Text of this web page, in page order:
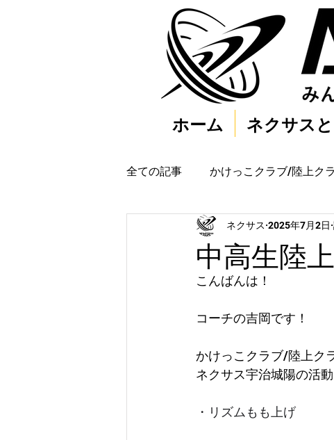
ホーム ネクサス
全ての記事 かけっこクラブ/陸上ク
中高生陸
ネクサス 2025年7月2日
こんばんは！
コーチの吉岡です！
かけっこクラブ/陸上ク
ネクサス宇治城陽の活動
・リズムもも上げ